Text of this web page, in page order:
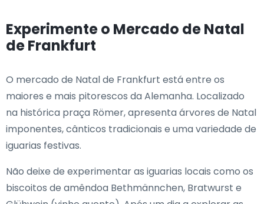
Experimente o Mercado de Natal
de Frankfurt
O mercado de Natal de Frankfurt está entre os
maiores e mais pitorescos da Alemanha. Localizado
na histórica praça Römer, apresenta árvores de Natal
imponentes, cânticos tradicionais e uma variedade de
iguarias festivas.
Não deixe de experimentar as iguarias locais como os
biscoitos de amêndoa Bethmännchen, Bratwurst e